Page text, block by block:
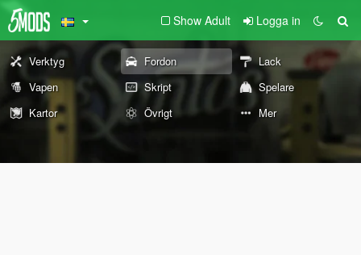
Show Adult Logga in
Verktyg Fordon
Lack
Vapen
Skript
Spelare
Kartor
Övrigt Mer